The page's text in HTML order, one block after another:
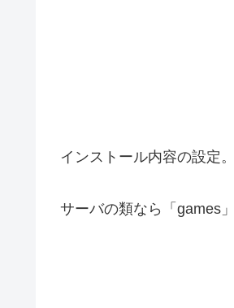
インストール内容の設定。
サーバの類なら「games